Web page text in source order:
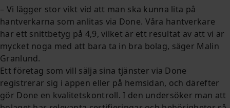
– Vi lägger stor vikt vid att man ska kunna lita på
hantverkarna som anlitas via Done. Våra hantverkare
har ett snittbetyg på 4,9, vilket är ett resultat av att vi är
mycket noga med att bara ta in bra bolag, säger Malin
Granlund.
Ett företag som vill sälja sina tjänster via Done
registrerar sig i appen eller på hemsidan, och därefter
gör Done en kvalitetskontroll. I den undersöker man att